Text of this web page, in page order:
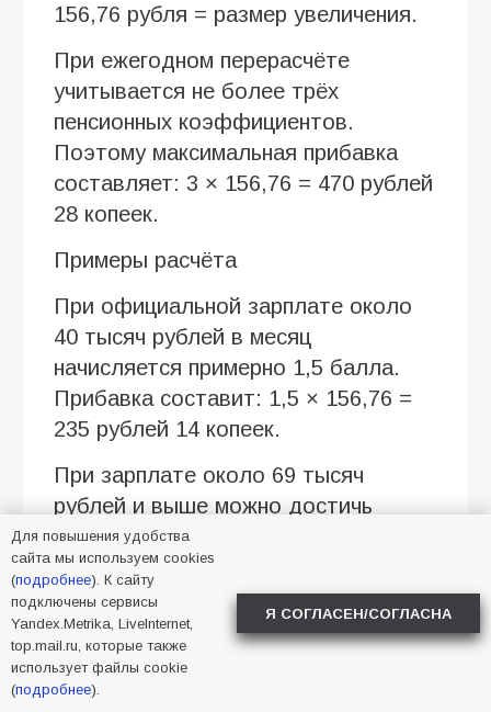
156,76 рубля = размер увеличения.
При ежегодном перерасчёте
учитывается не более трёх
пенсионных коэффициентов.
Поэтому максимальная прибавка
составляет: 3 × 156,76 = 470 рублей
28 копеек.
Примеры расчёта
При официальной зарплате около
40 тысяч рублей в месяц
начисляется примерно 1,5 балла.
Прибавка составит: 1,5 × 156,76 =
235 рублей 14 копеек.
При зарплате около 69 тысяч
рублей и выше можно достичь
максимального количества
учитываемых баллов. В этом
случае прибавка будет предельной
— 470 рублей 28 копеек.
Именно поэтому два пенсионера с
одинаковым возрастом и похожим
Для повышения удобства
сайта мы используем cookies
(подробнее). К сайту
подключены сервисы
Yandex.Metrika, LiveInternet,
top.mail.ru, которые также
использует файлы cookie
(подробнее).
Я СОГЛАСЕН/СОГЛАСНА